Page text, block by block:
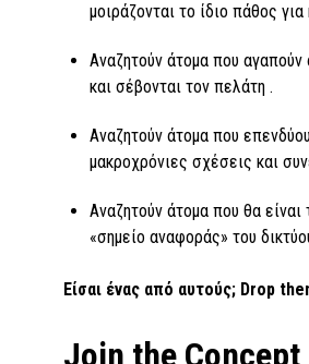
μοιράζονται το ίδιο πάθος
Αναζητούν άτομα που αγαπούν
και σέβονται τον πελάτη .
Αναζητούν άτομα που
μακροχρόνιες σχέσεις και
Αναζητούν άτομα που θα είναι
«σημείο αναφοράς» του
Είσαι ένας από αυτούς; Drop
Join the Concept